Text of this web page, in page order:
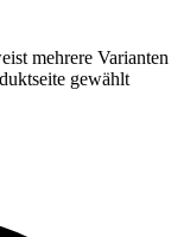
mehrere Varianten
gewählt